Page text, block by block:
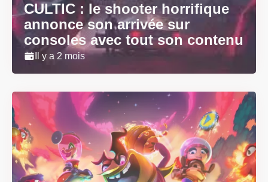
CULTIC : le shooter horrifique
annonce son arrivée sur
consoles avec tout son contenu
Il y a 2 mois